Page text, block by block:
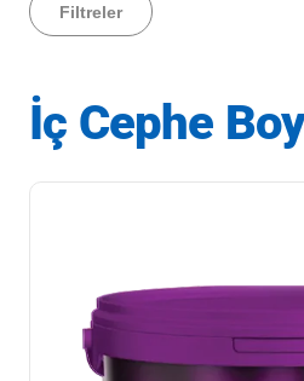
Filtreler
İç Cephe